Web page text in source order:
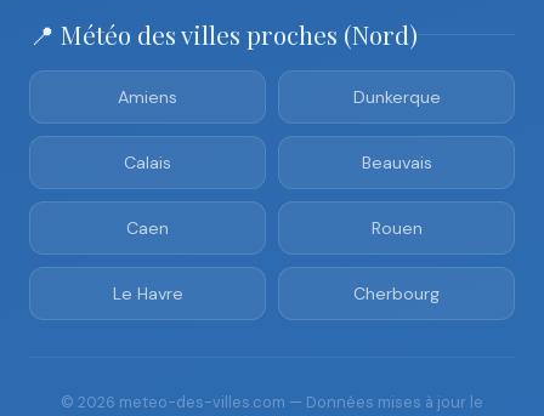
📍 Météo des villes proches (Nord)
Amiens Dunkerque
Calais Beauvais
Caen Rouen
Le Havre Cherbourg
© 2026 meteo-des-villes.com — Données mises à jour le